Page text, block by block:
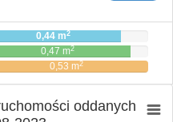
0,44 m2
0,47 m2
0,53 m2
oddanych